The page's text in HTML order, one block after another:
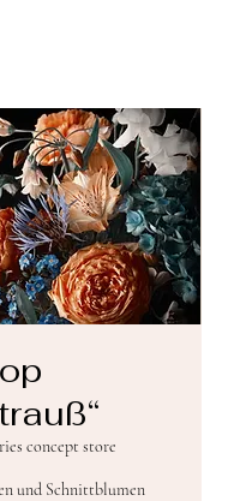
concept store
und Schnittblumen